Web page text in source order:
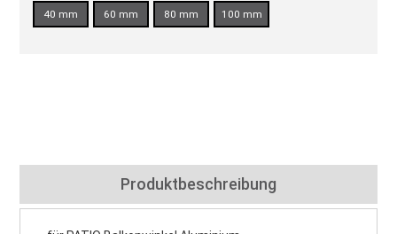
40 mm 60 mm 80 mm 100 mm
Produktbeschreibung